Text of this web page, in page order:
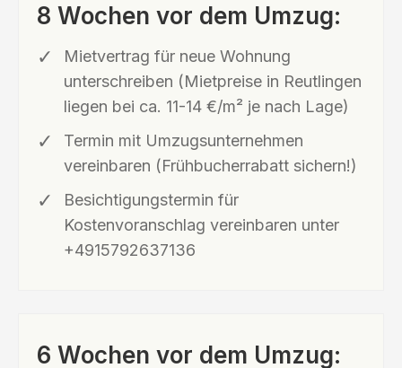
8 Wochen vor dem Umzug:
Mietvertrag für neue Wohnung
unterschreiben (Mietpreise in Reutlingen
liegen bei ca. 11-14 €/m² je nach Lage)
Termin mit Umzugsunternehmen
vereinbaren (Frühbucherrabatt sichern!)
Besichtigungstermin für
Kostenvoranschlag vereinbaren unter
+4915792637136
6 Wochen vor dem Umzug: